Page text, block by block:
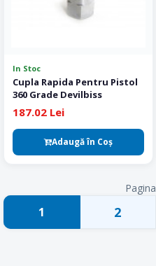
In Stoc
Cupla Rapida Pentru Pistol
360 Grade Devilbiss
187.02 Lei
Adaugă în Coş
Pagina
1 2